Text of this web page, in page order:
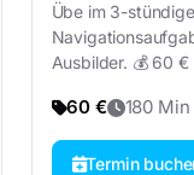
Übe im 3-
Ausbilder. 💰 60 €
60 € 180 Min
Termin